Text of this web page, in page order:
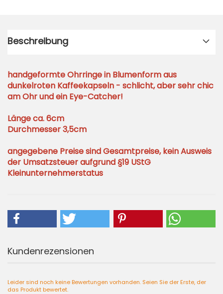
Beschreibung
handgeformte Ohrringe in Blumenform aus
dunkelroten Kaffeekapseln - schlicht, aber sehr chic
am Ohr und ein Eye-Catcher!
Länge ca. 6cm
Durchmesser 3,5cm
angegebene Preise sind Gesamtpreise, kein Ausweis
der Umsatzsteuer aufgrund §19 UStG
Kleinunternehmerstatus
Kundenrezensionen
Leider sind noch keine Bewertungen vorhanden. Seien Sie der Erste, der
das Produkt bewertet.